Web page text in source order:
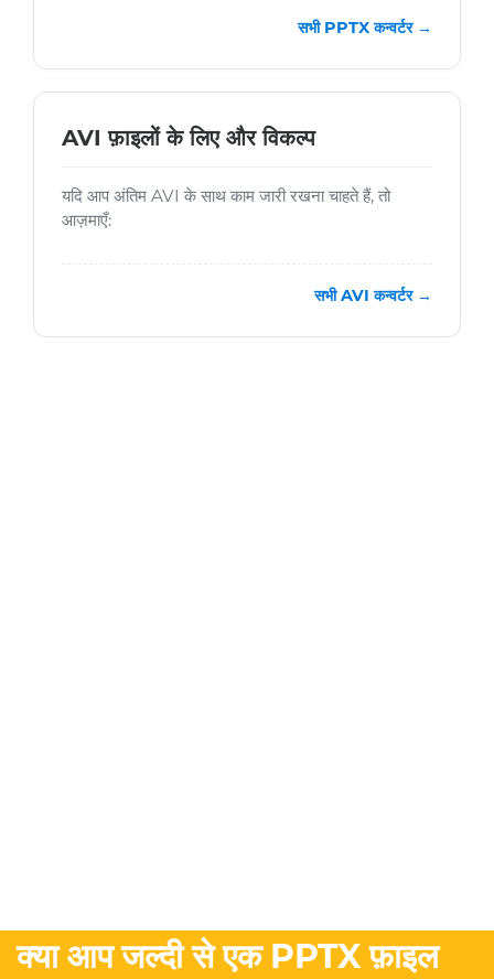
सभी PPTX कन्वर्टर →
AVI फ़ाइलों के लिए और विकल्प
यदि आप अंतिम AVI के साथ काम जारी रखना चाहते हैं, तो
आज़माएँ:
सभी AVI कन्वर्टर →
क्या आप जल्दी से एक PPTX फ़ाइल